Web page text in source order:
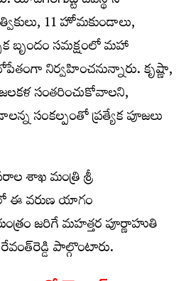
11 హోమకుండాలు,
బృందం సమక్షంలో మహా
నిర్వహించనున్నారు. కృష్ణా,
సంతరించుకోవాలని,
సంకల్పంతో ప్రత్యేక పూజలు
శాఖ మంత్రి శ్రీ
ఈ వరుణ యాగం
జరిగే మహత్తర పూర్ణాహుతి
పాల్గొంటారు.